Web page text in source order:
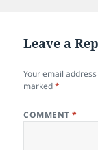
Leave a
Your email
marked*
COMMENT*